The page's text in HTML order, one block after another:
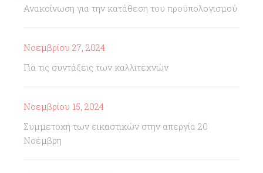
Ανακοίνωση για την κατάθεση του προϋπολογισμού
Νοεμβρίου 27, 2024
Για τις συντάξεις των καλλιτεχνών
Νοεμβρίου 15, 2024
Συμμετοχή των εικαστικών στην απεργία 20
Νοέμβρη